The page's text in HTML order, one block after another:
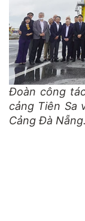
Đoàn công
cảng Tiên Sa
Cảng Đà Nẵng.